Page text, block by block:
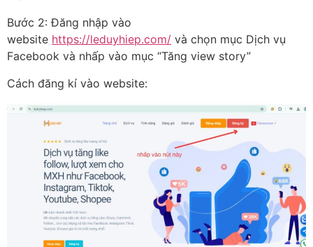
Bước 2: Đăng nhập vào
website https://leduyhiep.com/ và chọn mục Dịch vụ
Facebook và nhấp vào mục “Tăng view story”
Cách đăng kí vào website: